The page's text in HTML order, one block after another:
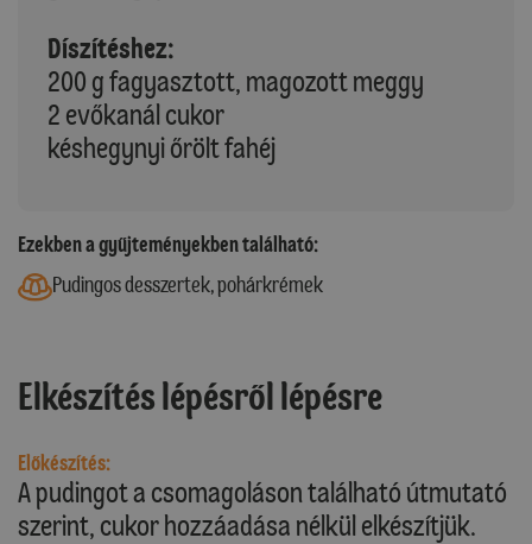
Díszítéshez:
200 g fagyasztott, magozott meggy
2 evőkanál cukor
késhegynyi őrölt fahéj
Ezekben a gyűjteményekben található:
Pudingos desszertek, pohárkrémek
Elkészítés lépésről lépésre
Előkészítés:
A pudingot a csomagoláson található útmutató
szerint, cukor hozzáadása nélkül elkészítjük.